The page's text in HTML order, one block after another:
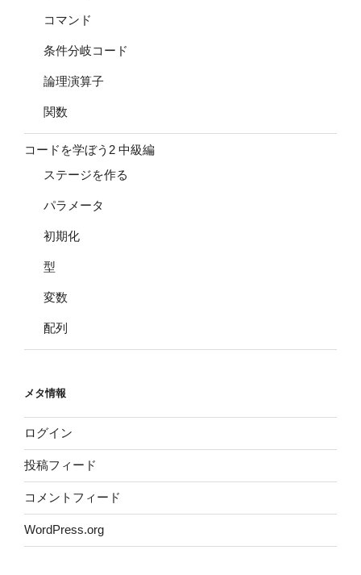
コマンド
条件分岐コード
論理演算子
関数
コードを学ぼう2 中級編
ステージを作る
パラメータ
初期化
型
変数
配列
メタ情報
ログイン
投稿フィード
コメントフィード
WordPress.org